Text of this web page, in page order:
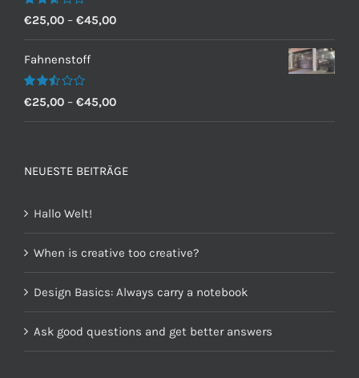
Bewertet
mit
2.60
von 5
€25,00 – €45,00
Fahnenstoff
Bewertet
mit
2.50
€25,00 – €45,00
NEUESTE BEITRÄGE
Hallo Welt!
When is creative too creative?
Design Basics: Always carry a notebook
Ask good questions and get better answers